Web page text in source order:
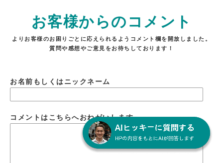
お客様からのコメント
よりお客様のお困りごとに応えられるようコメント欄を開放しました。
質問や感想やご意見をお待ちしております！
お名前もしくはニックネーム
コメントはこちらへおねがいします。